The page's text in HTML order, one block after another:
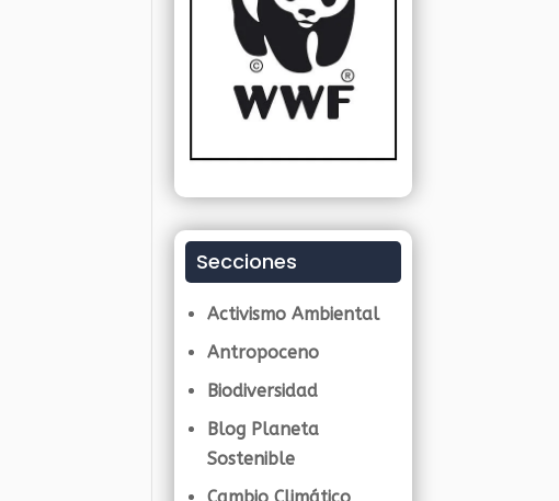
Secciones
Activismo Ambiental
Antropoceno
Biodiversidad
Blog Planeta
Sostenible